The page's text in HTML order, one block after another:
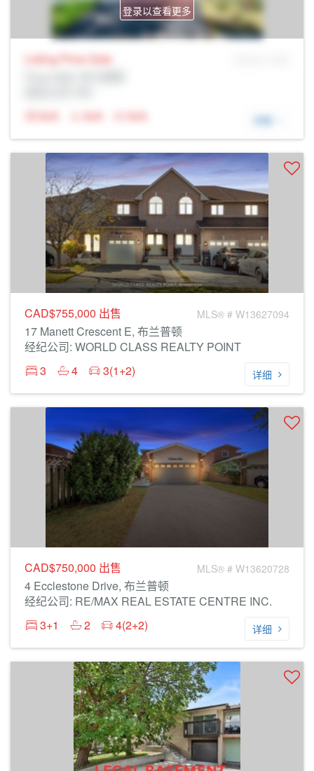
登录以查看更多
Listing Price Sale
N/A
N/A N/A 详细
CAD$755,000 出售 MLS® # W13627094
17 Manett Crescent E, 布兰普顿
经纪公司: WORLD CLASS REALTY POINT
3
4 3(1+2) 详细
CAD$750,000 出售 MLS® # W13620728
4 Ecclestone Drive, 布兰普顿
经纪公司: RE/MAX REAL ESTATE CENTRE INC.
3+1
2 4(2+2) 详细